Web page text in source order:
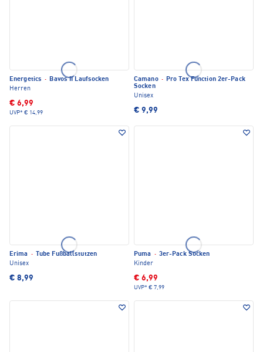
Energetics · Bavos II Laufsocken
Herren
€ 6,99
UVP* € 14,99
Camano · Pro Tex Function 2er-Pack
Socken
Unisex
€ 9,99
Erima ·
Tube Fußballstutzen
Unisex
€ 8,99
Puma · 3er-Pack Socken
Kinder
€ 6,99
UVP* € 7,99